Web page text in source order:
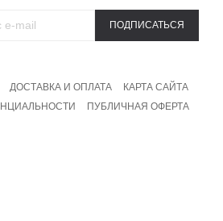
ПОДПИСАТЬСЯ
ДОСТАВКА И ОПЛАТА
КАРТА САЙТА
ПУБЛИЧНАЯ ОФЕРТА